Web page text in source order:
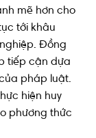
mẽ hơn cho
tới khâu
Đồng
tiếp cận dựa
pháp luật.
hiện huy
phương thức